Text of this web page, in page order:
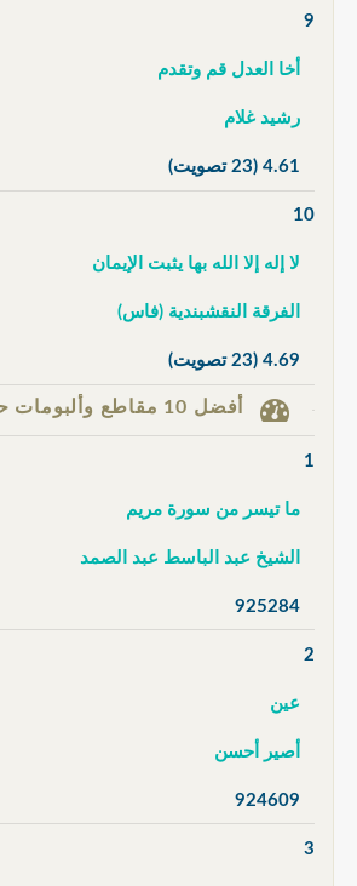
9
أخا العدل قم وتقدم
رشيد غلام
4.61 (23 تصويت)
10
لا إله إلا الله بها يثبت الإيمان
الفرقة النقشبندية (فاس)
4.69 (23 تصويت)
أفضل 10 مقاطع وألبومات حسب الزيارات
1
ما تيسر من سورة مريم
الشيخ عبد الباسط عبد الصمد
925284
2
عين
أصير أحسن
924609
3